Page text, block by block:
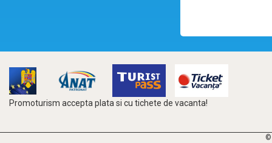
Promoturism accepta plata si cu tichete de vacanta!
©